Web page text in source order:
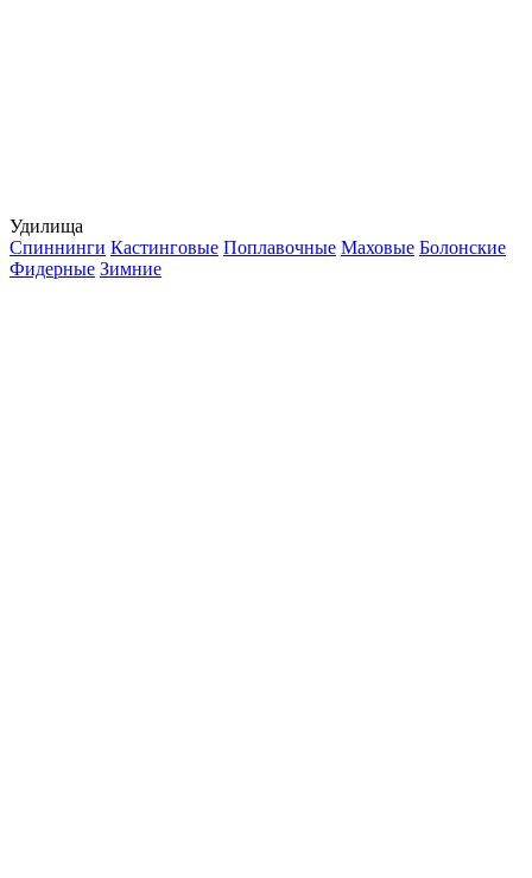
Удилища
Спиннинги Кастинговые Поплавочные Маховые Болонские
Фидерные Зимние